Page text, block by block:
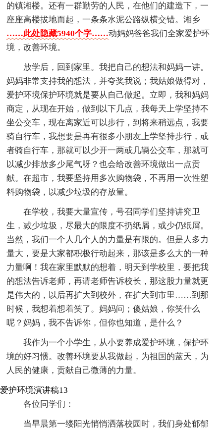
的镇湘楼。还有一群勤劳的人民，在他们的建造下，一
座座高楼拔地而起，一条条水泥公路纵横交错。湘乡
……此处隐藏5940个字……动妈妈爸爸我们全家爱护环
境，改善环境。
放学后，回到家里。我把自己的想法和妈妈一讲。
妈妈非常支持我的想法，并夸奖我说；我姑娘做得对，
爱护环境保护环境就是要从自己做起。立即，我和妈妈
商定，从现在开始，做到以下几点，我每天上学坚持不
坐公交车，现在离家近可以步行，到将来稍远点，我要
骑自行车，我想要是再有很多小朋友上学坚持步行，或
者骑自行车，那就可以少开一两或几辆公交车，那就可
以减少排放多少尾气呀？也会给改善环境做出一点贡
献。在超市，我要坚持用多次购物袋，不再用一次性塑
料购物袋，以减少垃圾的存放量。
在学校，我要大量宣传，号召同学们坚持讲究卫
生，减少垃圾，尽最大的限度不扔纸屑，或少仍纸屑。
当然，我们一个人几个人的力量是有限的。但是人多力
量大，要是大家都积极行动起来，那该是多么大的一种
力量啊！我在家里默默的想着，明天到学校里，要把我
的想法告诉老师，再请老师告诉校长，那这股力量就更
是伟大的，以后再扩大到校外，在扩大到市里……到那
时候，我想着想着笑了。妈妈问；傻姑娘，你笑什么
呢？妈妈，我不告诉你，但你也知道，是什么？
我作为一个小学生，从小要养成爱护环境，保护环
境的好习惯。改善环境要从我做起，为祖国的蓝天，为
人民的健康，贡献自己微薄的力量。
爱护环境演讲稿13
各位同学们：
当早晨第一缕阳光悄悄洒落校园时，我们身处郁郁